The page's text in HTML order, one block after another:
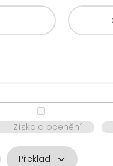
Získala ocenění
Překlad